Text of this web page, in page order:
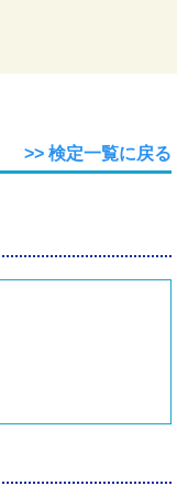
>> 検定一覧に戻る